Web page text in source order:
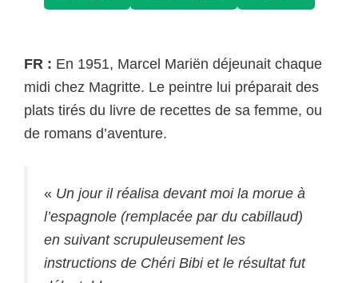
FR : En 1951, Marcel Mariën déjeunait chaque
midi chez Magritte. Le peintre lui préparait des
plats tirés du livre de recettes de sa femme, ou
de romans d’aventure.
« Un jour il réalisa devant moi la morue à
l’espagnole (remplacée par du cabillaud)
en suivant scrupuleusement les
instructions de Chéri Bibi et le résultat fut